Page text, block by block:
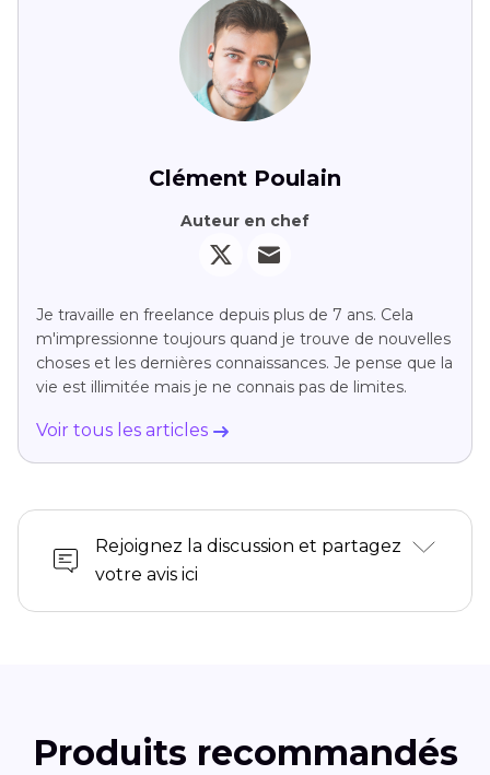
Clément Poulain
Auteur en chef
Je travaille en freelance depuis plus de 7 ans. Cela
m'impressionne toujours quand je trouve de nouvelles
choses et les dernières connaissances. Je pense que la
vie est illimitée mais je ne connais pas de limites.
Voir tous les articles
Rejoignez la discussion et partagez
votre avis ici
Produits recommandés